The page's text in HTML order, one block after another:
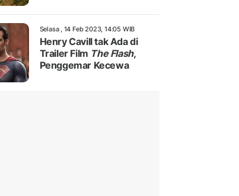
Selasa , 14 Feb 2023, 14:05 WIB
Henry Cavill tak Ada di
Trailer Film The Flash,
Penggemar Kecewa